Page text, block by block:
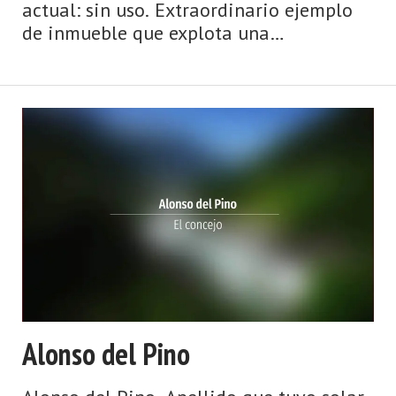
actual: sin uso. Extraordinario ejemplo
de inmueble que explota una
de cinematógrafo con otros propios del
uso sindical, lógico en esta zona minera,
e incluso la generación de alojamientos.
El recurso al solar en esquina es propio
de esa vocación de afirmación en la
ciudad, donde emplaza su planta
rectangular que se adapta al leve
Alonso del Pino